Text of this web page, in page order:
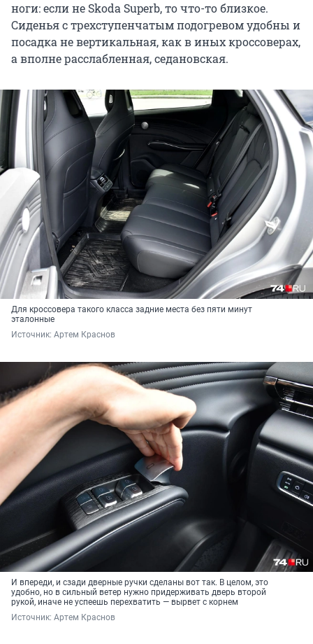
ноги: если не Skoda Superb, то что-то близкое.
Сиденья с трехступенчатым подогревом удобны и
посадка не вертикальная, как в иных кроссоверах,
а вполне расслабленная, седановская.
Для кроссовера такого класса задние места без пяти минут
эталонные
Источник: Артем Краснов
И впереди, и сзади дверные ручки сделаны вот так. В целом, это
удобно, но в сильный ветер нужно придерживать дверь второй
рукой, иначе не успеешь перехватить — вырвет с корнем
Источник: Артем Краснов